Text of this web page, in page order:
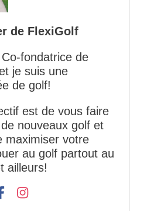
de FlexiGolf
fondatrice de
je suis une
de golf!
est de vous faire
nouveaux golf et
maximiser votre
au golf partout au
ailleurs!